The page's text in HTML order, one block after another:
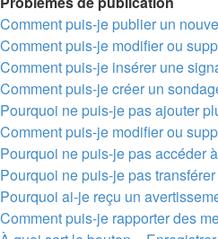
Comment puis-je publier un
Comment puis-je modifier ou
Comment puis-je insérer une
Comment puis-je créer un
Pourquoi ne puis-je pas ajouter
Comment puis-je modifier ou
Pourquoi ne puis-je pas accéder
Pourquoi ne puis-je pas
Pourquoi ai-je reçu un
Comment puis-je rapporter des